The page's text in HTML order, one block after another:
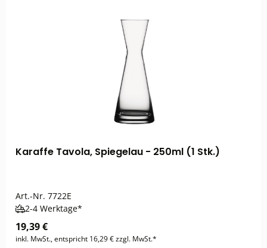
Karaffe Tavola, Spiegelau - 250ml (1 Stk.)
Art.-Nr. 7722E
2-4 Werktage*
19,39 €
inkl. MwSt., entspricht 16,29 € zzgl. MwSt.*